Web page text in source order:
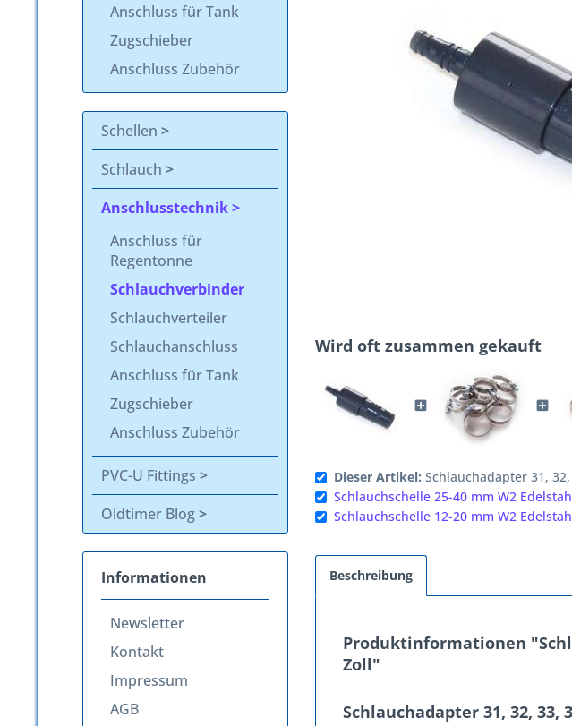
Anschluss für Tank
Zugschieber
Anschluss Zubehör
Schellen
Schlauch
Anschlusstechnik
Anschluss für
Regentonne
Schlauchverbinder
Schlauchverteiler
Schlauchanschluss
Anschluss für Tank
Zugschieber
Anschluss Zubehör
PVC-U Fittings
Oldtimer Blog
Informationen
Newsletter
Kontakt
Impressum
AGB
Wird oft zusammen gekauft
Dieser Artikel: Schlauchadapter 31,
Schlauchschelle 25-40 mm W2
Schlauchschelle 12-20 mm W2
Beschreibung
Produktinformationen
Zoll"
Schlauchadapter 31, 32, 33,